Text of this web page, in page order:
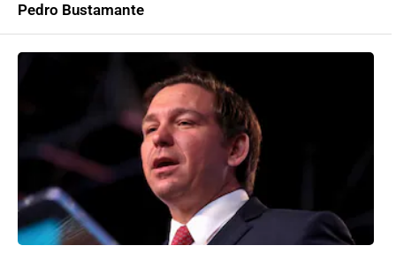
Pedro Bustamante